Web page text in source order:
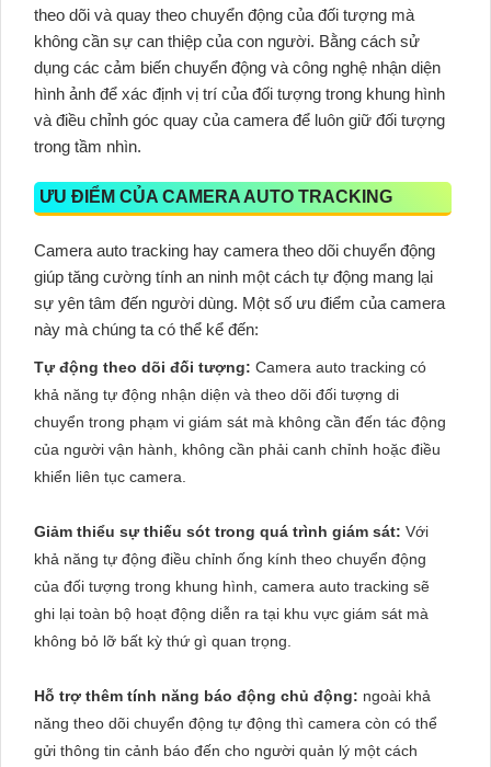
theo dõi và quay theo chuyển động của đối tượng mà
không cần sự can thiệp của con người. Bằng cách sử
dụng các cảm biến chuyển động và công nghệ nhận diện
hình ảnh để xác định vị trí của đối tượng trong khung hình
và điều chỉnh góc quay của camera để luôn giữ đối tượng
trong tầm nhìn.
ƯU ĐIỂM CỦA CAMERA AUTO TRACKING
Camera auto tracking hay camera theo dõi chuyển động
giúp tăng cường tính an ninh một cách tự động mang lại
sự yên tâm đến người dùng. Một số ưu điểm của camera
này mà chúng ta có thể kể đến:
Tự động theo dõi đối tượng: Camera auto tracking có
khả năng tự động nhận diện và theo dõi đối tượng di
chuyển trong phạm vi giám sát mà không cần đến tác động
của người vận hành, không cần phải canh chỉnh hoặc điều
khiển liên tục camera.
Giảm thiểu sự thiếu sót trong quá trình giám sát: Với
khả năng tự động điều chỉnh ống kính theo chuyển động
của đối tượng trong khung hình, camera auto tracking sẽ
ghi lại toàn bộ hoạt động diễn ra tại khu vực giám sát mà
không bỏ lỡ bất kỳ thứ gì quan trọng.
Hỗ trợ thêm tính năng báo động chủ động: ngoài khả
năng theo dõi chuyển động tự động thì camera còn có thể
gửi thông tin cảnh báo đến cho người quản lý một cách